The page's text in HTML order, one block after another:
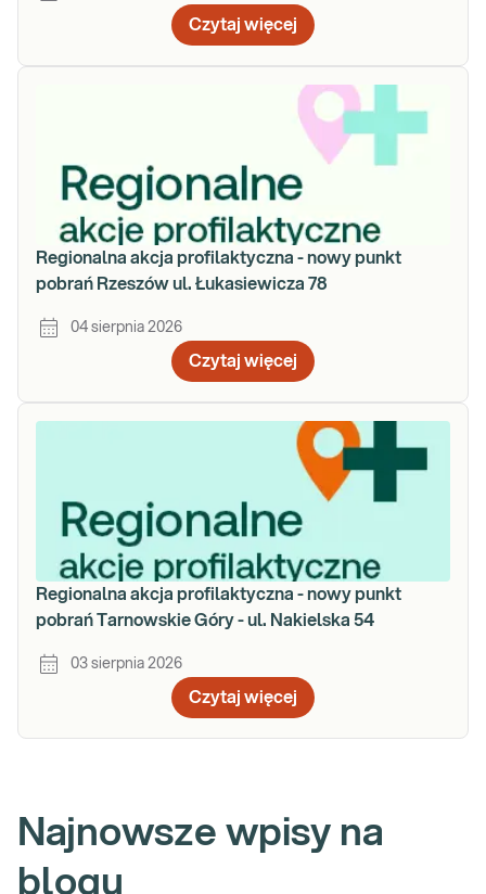
Czytaj więcej
Regionalna akcja profilaktyczna - nowy punkt
pobrań Rzeszów ul. Łukasiewicza 78
04 sierpnia 2026
Czytaj więcej
Regionalna akcja profilaktyczna - nowy punkt
pobrań Tarnowskie Góry - ul. Nakielska 54
03 sierpnia 2026
Czytaj więcej
Najnowsze wpisy na
blogu